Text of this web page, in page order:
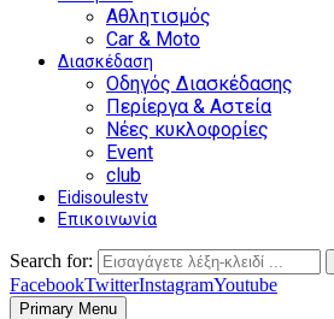
Αθλητισμός
Car & Moto
Διασκέδαση
Οδηγός Διασκέδασης
Περίεργα & Αστεία
Νέες κυκλοφορίες
Event
club
Eidisoulestv
Επικοινωνία
Search for:
FacebookTwitterInstagramYoutube
Primary Menu